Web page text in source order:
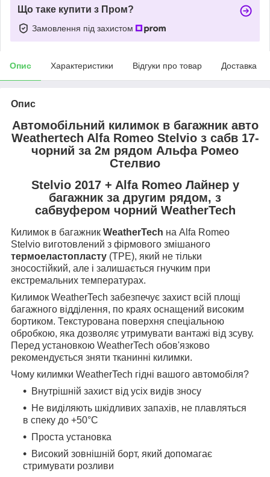
Що таке купити з Пром?
Замовлення під захистом
Опис Характеристики Відгуки про товар Доставка
Опис
Автомобільний килимок в багажник авто
Weathertech Alfa Romeo Stelvio з сабв 17-
чорний за 2м рядом Альфа Ромео
Стелвио
Stelvio 2017 + Alfa Romeo Лайнер у
багажник за другим рядом, з
сабвуфером чорний WeatherTech
Килимок в багажник WeatherTech на Alfa Romeo
Stelvio виготовлений з фірмового змішаного
термоеластопласту (TPE), який не тільки
зносостійкий, але і залишається гнучким при
екстремальних температурах.
Килимок WeatherTech забезпечує захист всій площі
багажного відділення, по краях оснащений високим
бортиком. Текстурована поверхня спеціальною
обробкою, яка дозволяє утримувати вантажі від зсуву.
Перед установкою WeatherTech обов'язково
рекомендується зняти тканинні килимки.
Чому килимки WeatherTech гідні вашого автомобіля?
Внутрішній захист від усіх видів зносу
Не виділяють шкідливих запахів, не плавляться
в спеку до +50°С
Проста установка
Високий зовнішній борт, який допомагає
стримувати розливи